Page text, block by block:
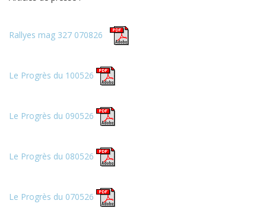
Rallyes mag 327 070826
Le Progrès du 100526
Le Progrès du 090526
Le Progrès du 080526
Le Progrès du 070526